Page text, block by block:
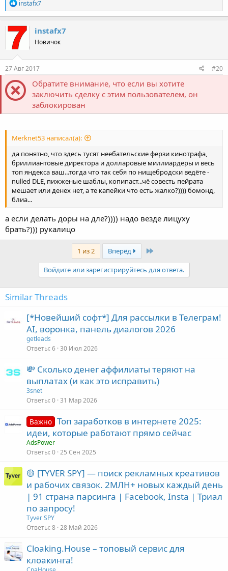
Р
е
а
к
ц
и
и
:
instafx7
instafx7
Новичок
27 Авг 2017 #20
Обратите внимание, что если вы хотите
заключить сделку с этим пользователем, он
заблокирован
Merknet53 написал(а):
да понятно, что здесь тусят неебательские ферзи кинотрафа,
бриллиантовые директора и долларовые миллиардеры и весь
топ яндекса ваш...тогда что так себя по нищебродски ведёте -
nulled DLE, пижженые шаблы, копипаст...чё совесть пейрата
мешает или денех нет, а те капейки что есть жалко?)))) бомонд,
блиа...
а если делать доры на дле?)))) надо везде лицуху
брать?))) рукалицо
1 из 2 Вперёд Last
Войдите или зарегистрируйтесь для ответа.
Similar Threads
[*Новейший софт*] Для рассылки в Телеграм!
AI, воронка, панель диалогов 2026
getleads
Ответы 6 30 Июл 2026
💸 Сколько денег аффилиаты теряют на
выплатах (и как это исправить)
3snet
Ответы 0 31 Мар 2026
Важно Топ заработков в интернете 2025:
идеи, которые работают прямо сейчас
AdsPower
Ответы 0 25 Сен 2025
🟡 [TYVER SPY] — поиск рекламных креативов
и рабочих связок. 2МЛН+ новых каждый день
| 91 страна парсинга | Facebook, Insta | Триал
по запросу!
Tyver SPY
Ответы 8 28 Май 2026
Cloaking.House – топовый сервис для
клоакинга!